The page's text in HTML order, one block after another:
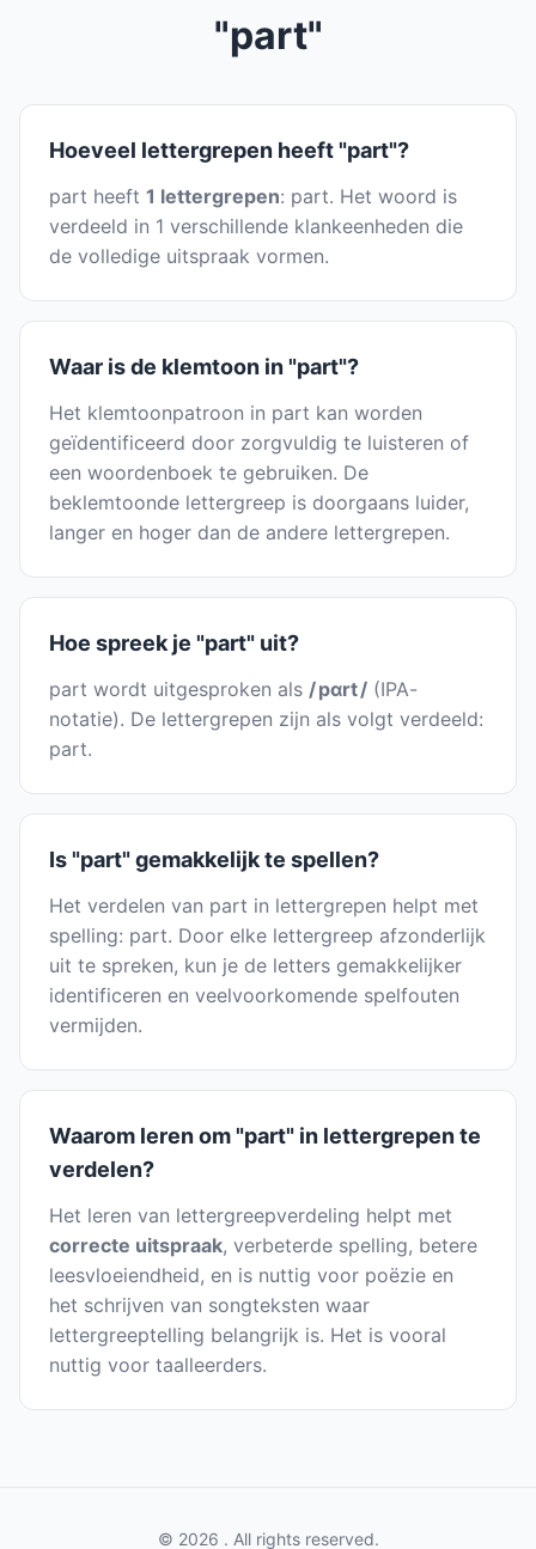
"part"
Hoeveel lettergrepen heeft "part"?
part heeft 1 lettergrepen: part. Het woord is
verdeeld in 1 verschillende klankeenheden die
de volledige uitspraak vormen.
Waar is de klemtoon in "part"?
Het klemtoonpatroon in part kan worden
geïdentificeerd door zorgvuldig te luisteren of
een woordenboek te gebruiken. De
beklemtoonde lettergreep is doorgaans luider,
langer en hoger dan de andere lettergrepen.
Hoe spreek je "part" uit?
part wordt uitgesproken als / pɑrt / (IPA-
notatie). De lettergrepen zijn als volgt verdeeld:
part.
Is "part" gemakkelijk te spellen?
Het verdelen van part in lettergrepen helpt met
spelling: part. Door elke lettergreep afzonderlijk
uit te spreken, kun je de letters gemakkelijker
identificeren en veelvoorkomende spelfouten
vermijden.
Waarom leren om "part" in lettergrepen te
verdelen?
Het leren van lettergreepverdeling helpt met
correcte uitspraak, verbeterde spelling, betere
leesvloeiendheid, en is nuttig voor poëzie en
het schrijven van songteksten waar
lettergreeptelling belangrijk is. Het is vooral
nuttig voor taalleerders.
© 2026 . All rights reserved.